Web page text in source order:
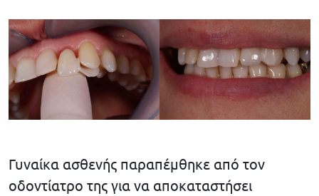
Γυναίκα ασθενής παραπέμθηκε από τον
οδοντίατρο της για να αποκαταστήσει